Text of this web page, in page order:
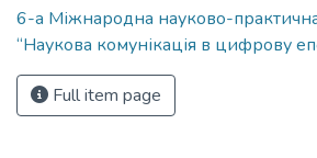
6-а Міжнародна науково-
“Наукова комунікація в цифрову
Full item page